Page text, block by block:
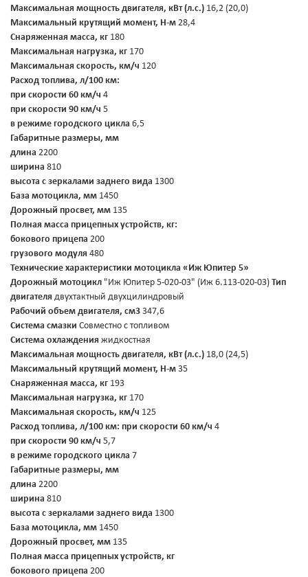
Максимальная мощность двигателя, кВт (л.с.) 16,2 (20,0)
Максимальный крутящий момент, Н-м 28,4
Снаряженная масса, кг 180
Максимальная нагрузка, кг 170
Максимальная скорость, км/ч 120
Расход топлива, л/100 км:
при скорости 60 км/ч 4
при скорости 90 км/ч 5
в режиме городского цикла 6,5
Габаритные размеры, мм
длина 2200
ширина 810
высота с зеркалами заднего вида 1300
База мотоцикла, мм 1450
Дорожный просвет, мм 135
Полная масса прицепных устройств, кг:
бокового прицепа 200
грузового модуля 480
Технические характеристики мотоцикла «Иж Юпитер 5»
Дорожный мотоцикл "Иж Юпитер 5-020-03" (Иж 6.113-020-03) Тип
двигателя двухтактный двухцилиндровый
Рабочий объем двигателя, см3 347,6
Система смазки Совместно с топливом
Система охлаждения жидкостная
Максимальная мощность двигателя, кВт (л.с.) 18,0 (24,5)
Максимальный крутящий момент, Н-м 35
Снаряженная масса, кг 193
Максимальная нагрузка, кг 170
Максимальная скорость, км/ч 125
Расход топлива, л/100 км: при скорости 60 км/ч 4
при скорости 90 км/ч 5,7
в режиме городского цикла 7
Габаритные размеры, мм
длина 2200
ширина 810
высота с зеркалами заднего вида 1300
База мотоцикла, мм 1450
Дорожный просвет, мм 135
Полная масса прицепных устройств, кг
бокового прицепа 200